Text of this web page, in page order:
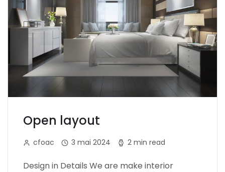
Open layout
cfoac 3 mai 2024 2 min read
Design in Details We are make interior